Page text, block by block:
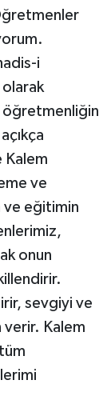
i
Kalem
ve
ve eğitimin
onun
sevgiyi ve
Kalem